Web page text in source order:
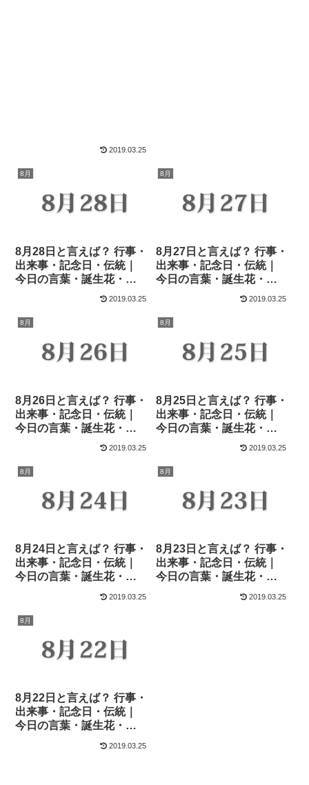
2019.03.25
8月
8月28日と言えば？ 行事・
出来事・記念日・伝統｜
今日の言葉・誕生花・
石・星｜総まとめ
2019.03.25
8月
8月27日と言えば？ 行事・
出来事・記念日・伝統｜
今日の言葉・誕生花・
石・星｜総まとめ
2019.03.25
8月
8月26日と言えば？ 行事・
出来事・記念日・伝統｜
今日の言葉・誕生花・
石・星｜総まとめ
2019.03.25
8月
8月25日と言えば？ 行事・
出来事・記念日・伝統｜
今日の言葉・誕生花・
石・星｜総まとめ
2019.03.25
8月
8月24日と言えば？ 行事・
出来事・記念日・伝統｜
今日の言葉・誕生花・
石・星｜総まとめ
2019.03.25
8月
8月23日と言えば？ 行事・
出来事・記念日・伝統｜
今日の言葉・誕生花・
石・星｜総まとめ
2019.03.25
8月
8月22日と言えば？ 行事・
出来事・記念日・伝統｜
今日の言葉・誕生花・
2019.03.25